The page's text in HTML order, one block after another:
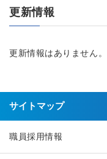
更新情報
更新情報はありません。
サイトマップ
職員採用情報